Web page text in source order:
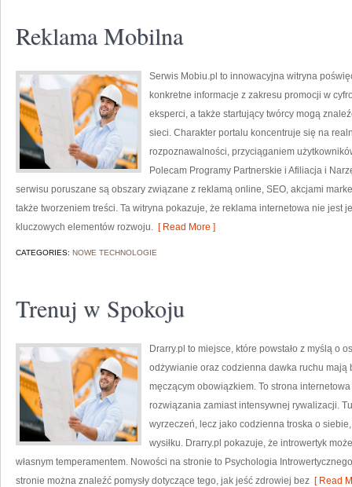
Reklama Mobilna
Serwis Mobiu.pl to innowacyjna witryna
konkretne informacje z zakresu promocji w
eksperci, a także startujący twórcy mogą
sieci. Charakter portalu koncentruje się na
rozpoznawalności, przyciąganiem
Polecam Programy Partnerskie i Afiliacja i
serwisu poruszane są obszary związane z reklamą online, SEO, akcjami
także tworzeniem treści. Ta witryna pokazuje, że reklama internetowa nie jest
kluczowych elementów rozwoju. [ Read More ]
CATEGORIES: NOWE TECHNOLOGIE
Trenuj w Spokoju
Drarry.pl to miejsce, które powstało z myślą o
odżywianie oraz codzienna dawka ruchu
męczącym obowiązkiem. To strona
rozwiązania zamiast intensywnej rywalizacji.
wyrzeczeń, lecz jako codzienna troska o
wysiłku. Drarry.pl pokazuje, że introwertyk
własnym temperamentem. Nowości na stronie to Psychologia
stronie można znaleźć pomysły dotyczące tego, jak jeść zdrowiej bez [ Read